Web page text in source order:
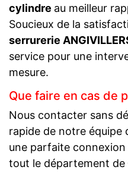
cylindre au meilleur
Soucieux de la
serrurerie
service pour une
mesure.
Que faire en cas de
Nous contacter sans
rapide de notre équipe
une parfaite
tout le département de